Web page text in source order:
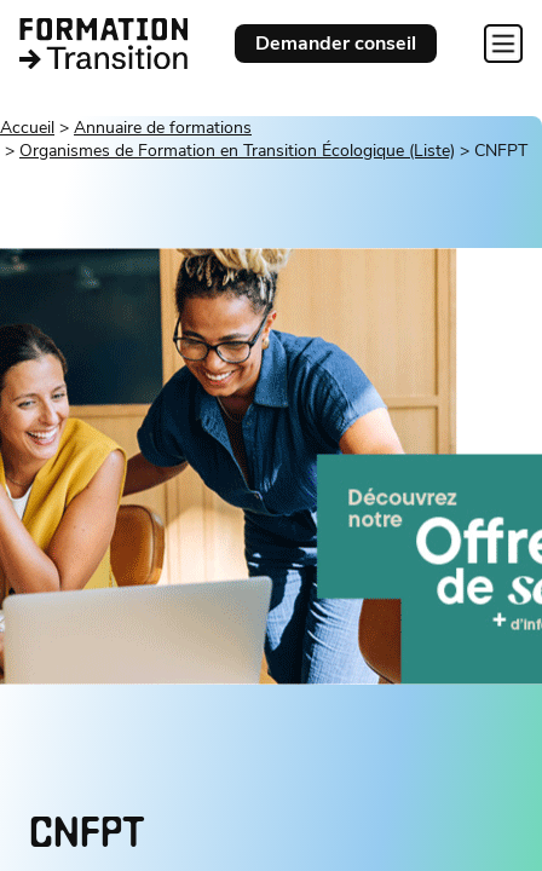
Demander conseil
Accueil
Annuaire de formations
Organismes de Formation en Transition Écologique (Liste)
CNFPT
CNFPT